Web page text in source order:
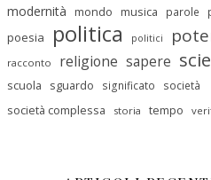
modernità mondo musica parole
poesia politica politici
racconto religione sapere
scuola sguardo significato società
società complessa storia tempo